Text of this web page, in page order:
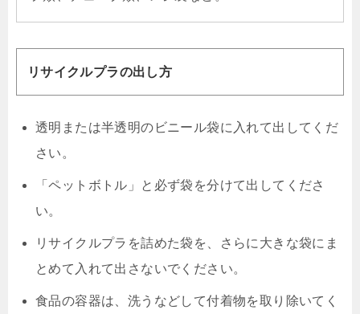
リサイクルプラの出し方
透明または半透明のビニール袋に入れて出してくだ
さい。
「ペットボトル」と必ず袋を分けて出してくださ
い。
リサイクルプラを詰めた袋を、さらに大きな袋にま
とめて入れて出さないでください。
食品の容器は、洗うなどして付着物を取り除いてく